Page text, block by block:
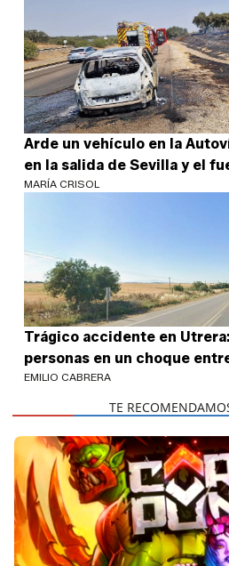
Arde un vehículo en la
en la salida de Sevilla y el
MARÍA CRISOL
Trágico accidente en
personas en un choque
EMILIO CABRERA